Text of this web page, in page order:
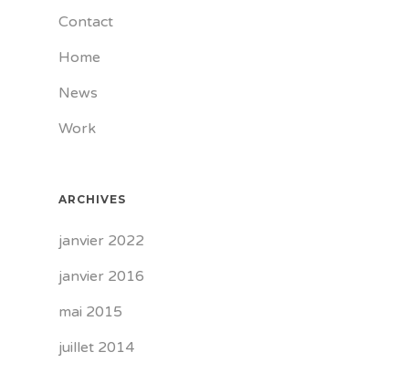
Contact
Home
News
Work
ARCHIVES
janvier 2022
janvier 2016
mai 2015
juillet 2014